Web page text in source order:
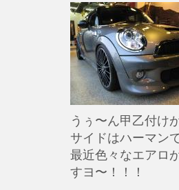
うぅ〜ん甲乙付け
サイドはハーマン
最近色々なエアロ
すヨ〜！！！